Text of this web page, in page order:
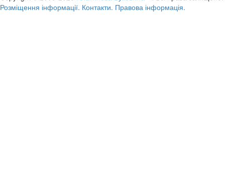
Розміщення інформації. Контакти. Правова інформація.